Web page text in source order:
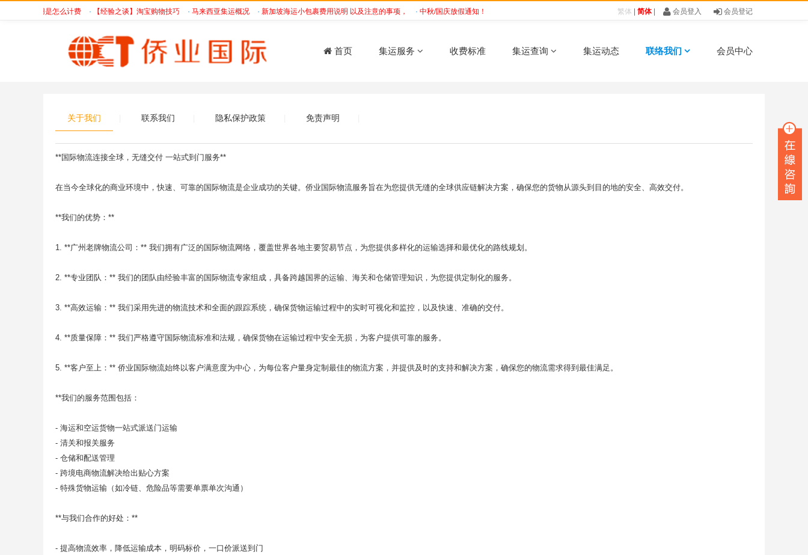
海运费用是怎么计费 【经验之谈】淘宝购物技巧 马来西亚集运概况 新加坡海运小包裹费用说明 以及注意的事项， 中秋/国庆放假通知！ 没有海运经验，不知如何办理货物托运，不知‌‌如何办理报关和清关？ · 五一劳动节放假通知
繁体 简体| 会员登入 会员登记
首页 集运服务 收费标准 集运查询 集运动态 联络我们 会员中心
关于我们 联系我们 隐私保护政策 免责声明
**国际物流连接全球，无缝交付 一站式到门服务**
在当今全球化的商业环境中，快速、可靠的国际物流是企业成功的关键。侨业国际物流服务旨在为您提供无缝的全球供应链解决方案，确保您的货物从源头到目的地的安全、高效交付。
**我们的优势：**
1. **广州老牌物流公司：** 我们拥有广泛的国际物流网络，覆盖世界各地主要贸易节点，为您提供多样化的运输选择和最优化的路线规划。
2. **专业团队：** 我们的团队由经验丰富的国际物流专家组成，具备跨越国界的运输、海关和仓储管理知识，为您提供定制化的服务。
3. **高效运输：** 我们采用先进的物流技术和全面的跟踪系统，确保货物运输过程中的实时可视化和监控，以及快速、准确的交付。
4. **质量保障：** 我们严格遵守国际物流标准和法规，确保货物在运输过程中安全无损，为客户提供可靠的服务。
5. **客户至上：** 侨业国际物流始终以客户满意度为中心，为每位客户量身定制最佳的物流方案，并提供及时的支持和解决方案，确保您的物流需求得到最佳满足。
**我们的服务范围包括：
- 海运和空运货物一站式派送门运输
- 清关和报关服务
- 仓储和配送管理
- 跨境电商物流解决给出贴心方案
- 特殊货物运输（如冷链、危险品等需要单票单次沟通）
**与我们合作的好处：**
- 提高物流效率，降低运输成本，明码标价，一口价派送到门